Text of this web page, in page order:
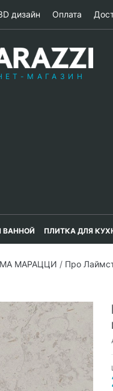
дизайн Оплата
МАГАЗИН
ВАННОЙ ПЛИТКА ДЛЯ
МАРАЦЦИ / Про